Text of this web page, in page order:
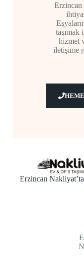
Erzincan
hizmet
iletişime
Erzincan